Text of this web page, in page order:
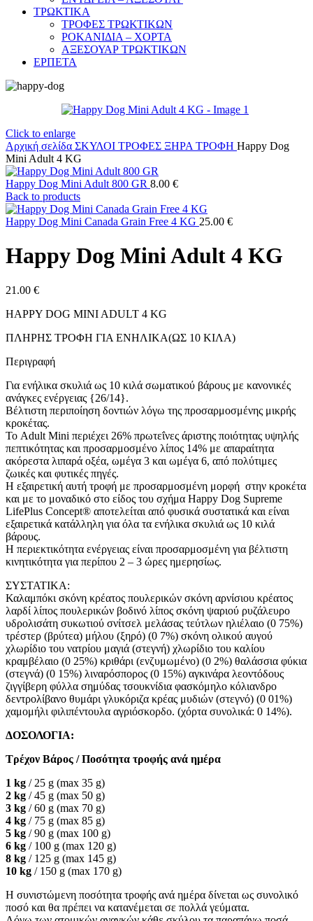
ΤΡΩΚΤΙΚΑ
ΤΡΟΦΕΣ ΤΡΩΚΤΙΚΩΝ
ΡΟΚΑΝΙΔΙΑ – ΧΟΡΤΑ
ΑΞΕΣΟΥΑΡ ΤΡΩΚΤΙΚΩΝ
ΕΡΠΕΤΑ
Click to enlarge
Αρχική σελίδα ΣΚΥΛΟΙ ΤΡΟΦΕΣ ΞΗΡΑ ΤΡΟΦΗ Happy Dog
Mini Adult 4 KG
Happy Dog Mini Adult 800 GR 8.00 €
Back to products
Happy Dog Mini Canada Grain Free 4 KG 25.00 €
Happy Dog Mini Adult 4 KG
21.00 €
HAPPY DOG MINI ADULT 4 KG
ΠΛΗΡΗΣ ΤΡΟΦΗ ΓΙΑ ΕΝΗΛΙΚΑ(ΩΣ 10 ΚΙΛΑ)
Περιγραφή
Για ενήλικα σκυλιά ως 10 κιλά σωματικού βάρους με κανονικές
ανάγκες ενέργειας {26/14}.
Βέλτιστη περιποίηση δοντιών λόγω της προσαρμοσμένης μικρής
κροκέτας.
Το Adult Mini περιέχει 26% πρωτεΐνες άριστης ποιότητας υψηλής
πεπτικότητας και προσαρμοσμένο λίπος 14% με απαραίτητα
ακόρεστα λιπαρά οξέα, ωμέγα 3 και ωμέγα 6, από πολύτιμες
ζωικές και φυτικές πηγές.
Η εξαιρετική αυτή τροφή με προσαρμοσμένη μορφή στην κροκέτα
και με το μοναδικό στο είδος του σχήμα Happy Dog Supreme
LifePlus Concept® αποτελείται από φυσικά συστατικά και είναι
εξαιρετικά κατάλληλη για όλα τα ενήλικα σκυλιά ως 10 κιλά
βάρους.
Η περιεκτικότητα ενέργειας είναι προσαρμοσμένη για βέλτιστη
κινητικότητα για περίπου 2 – 3 ώρες ημερησίως.
ΣΥΣΤΑΤΙΚΑ:
Καλαμπόκι σκόνη κρέατος πουλερικών σκόνη αρνίσιου κρέατος
λαρδί λίπος πουλερικών βοδινό λίπος σκόνη ψαριού ρυζάλευρο
υδρολισάτη συκωτιού σνίτσελ μελάσας τεύτλων ηλιέλαιο (0 75%)
τρέστερ (βρύτεα) μήλου (ξηρό) (0 7%) σκόνη ολικού αυγού
χλωρίδιο του νατρίου μαγιά (στεγνή) χλωρίδιο του καλίου
κραμβέλαιο (0 25%) κριθάρι (ενζυμωμένο) (0 2%) θαλάσσια φύκια
(στεγνά) (0 15%) λιναρόσπορος (0 15%) αγκινάρα λεοντόδους
ζιγγίβερη φύλλα σημύδας τσουκνίδια φασκόμηλο κόλιανδρο
δεντρολίβανο θυμάρι γλυκόριζα κρέας μυδιών (στεγνό) (0 01%)
χαμομήλι φιλιπέντουλα αγριόσκορδο. (χόρτα συνολικά: 0 14%).
ΔΟΣΟΛΟΓΙΑ:
Τρέχον Βάρος / Ποσότητα τροφής ανά ημέρα
1 kg / 25 g (max 35 g)
2 kg / 45 g (max 50 g)
3 kg / 60 g (max 70 g)
4 kg / 75 g (max 85 g)
5 kg / 90 g (max 100 g)
6 kg / 100 g (max 120 g)
8 kg / 125 g (max 145 g)
10 kg / 150 g (max 170 g)
Η συνιστώμενη ποσότητα τροφής ανά ημέρα δίνεται ως συνολικό
ποσό και θα πρέπει να κατανέμεται σε πολλά γεύματα.